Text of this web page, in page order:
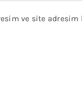
ve site adresim